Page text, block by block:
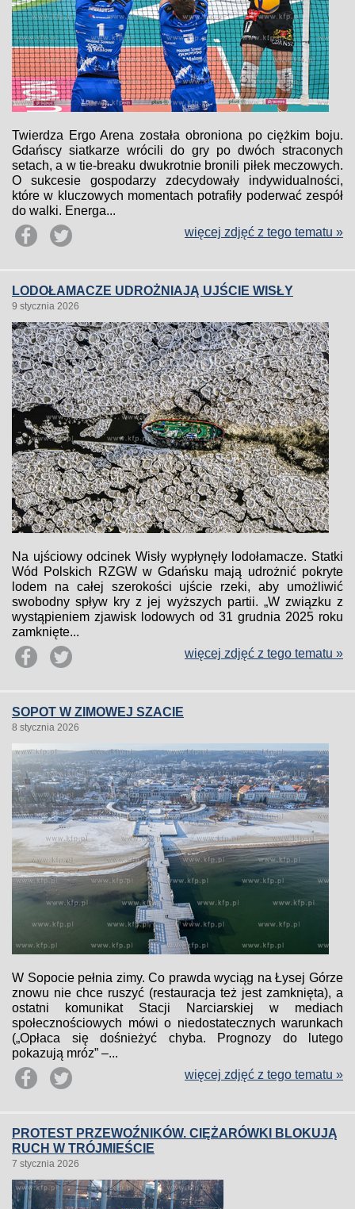
Twierdza Ergo Arena została obroniona po ciężkim boju.
Gdańscy siatkarze wrócili do gry po dwóch straconych
setach, a w tie-breaku dwukrotnie bronili piłek meczowych.
O sukcesie gospodarzy zdecydowały indywidualności,
które w kluczowych momentach potrafiły poderwać zespół
do walki. Energa...
więcej zdjęć z tego tematu »
LODOŁAMACZE UDROŻNIAJĄ UJŚCIE WISŁY
9 stycznia 2026
Na ujściowy odcinek Wisły wypłynęły lodołamacze. Statki
Wód Polskich RZGW w Gdańsku mają udrożnić pokryte
lodem na całej szerokości ujście rzeki, aby umożliwić
swobodny spływ kry z jej wyższych partii. „W związku z
wystąpieniem zjawisk lodowych od 31 grudnia 2025 roku
zamknięte...
więcej zdjęć z tego tematu »
SOPOT W ZIMOWEJ SZACIE
8 stycznia 2026
W Sopocie pełnia zimy. Co prawda wyciąg na Łysej Górze
znowu nie chce ruszyć (restauracja też jest zamknięta), a
ostatni komunikat Stacji Narciarskiej w mediach
społecznościowych mówi o niedostatecznych warunkach
(„Opłaca się dośnieżyć chyba. Prognozy do lutego
pokazują mróz” –...
więcej zdjęć z tego tematu »
PROTEST PRZEWOŹNIKÓW. CIĘŻARÓWKI BLOKUJĄ
RUCH W TRÓJMIEŚCIE
7 stycznia 2026